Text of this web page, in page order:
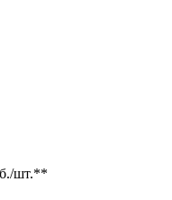
/шт.**